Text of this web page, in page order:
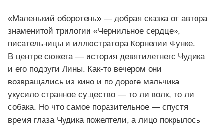
«Маленький оборотень» — добрая сказка от автора
знаменитой трилогии «Чернильное сердце»,
писательницы и иллюстратора Корнелии Функе.
В центре сюжета — история девятилетнего Чудика
и его подруги Лины. Как-то вечером они
возвращались из кино и по дороге мальчика
укусило странное существо — то ли волк, то ли
собака. Но что самое поразительное — спустя
время глаза Чудика пожелтели, а лицо покрылось